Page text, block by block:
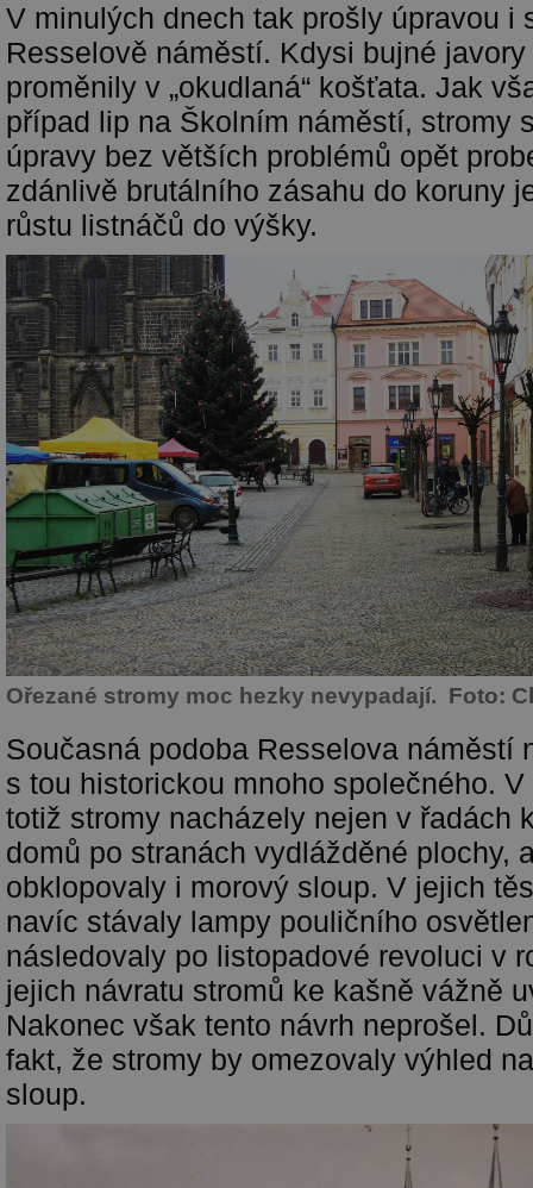
V minulých dnech tak prošly úpravou i
Resselově náměstí. Kdysi bujné
proměnily v „okudlaná“ košťata. Jak
případ lip na Školním náměstí, stromy
úpravy bez větších problémů opět
zdánlivě brutálního zásahu do koruny
růstu listnáčů do výšky.
Ořezané stromy moc hezky nevypadají. Foto:
Současná podoba Resselova náměstí
s tou historickou mnoho společného.
totiž stromy nacházely nejen v řadách
domů po stranách vydlážděné plochy,
obklopovaly i morový sloup. V jejich
navíc stávaly lampy pouličního
následovaly po listopadové revoluci v
jejich návratu stromů ke kašně vážně
Nakonec však tento návrh neprošel.
fakt, že stromy by omezovaly výhled
sloup.